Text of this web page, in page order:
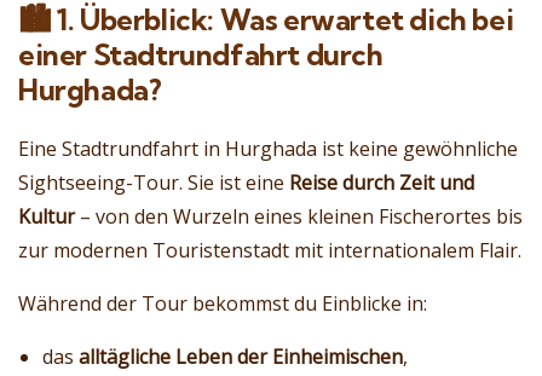
🏙️1. Überblick: Was erwartet dich bei
einer Stadtrundfahrt durch
Hurghada?
Eine Stadtrundfahrt in Hurghada ist keine gewöhnliche
Sightseeing-Tour. Sie ist eine Reise durch Zeit und
Kultur– von den Wurzeln eines kleinen Fischerortes bis
zur modernen Touristenstadt mit internationalem Flair.
Während der Tour bekommst du Einblicke in:
das alltägliche Leben der Einheimischen,